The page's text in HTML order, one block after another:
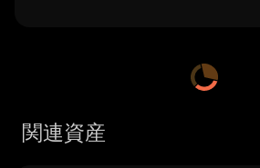
関連資産